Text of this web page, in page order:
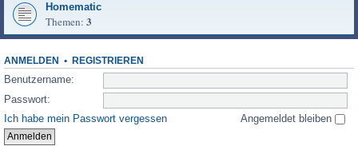
Homematic
Themen: 3
ANMELDEN • REGISTRIEREN
Benutzername:
Passwort:
Ich habe mein Passwort vergessen
Angemeldet bleiben